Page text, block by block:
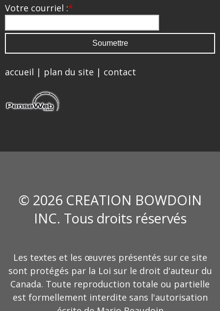
Votre courriel :*
accueil | plan du site | contact
© 2026 CREATION BOWDOIN
INC. Tous droits réservés
Les textes et les œuvres présentés sur ce site
sont protégés par la Loi sur le droit d'auteur du
Canada. Toute reproduction totale ou partielle
est formellement interdite sans l'autorisation